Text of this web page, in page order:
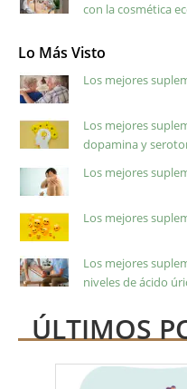
con la cosmética
Lo Más Visto
Los mejores
Los mejores
dopamina y
Los mejores
Los mejores
Los mejores
niveles de ácido
ÚLTIMOS